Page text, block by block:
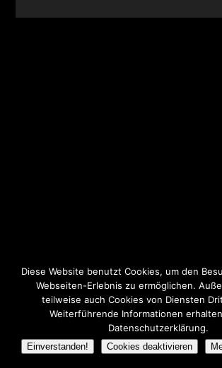
Diese Website benutzt Cookies, um den
Webseiten-Erlebnis zu ermöglichen.
teilweise auch Cookies von Diensten
Weiterführende Informationen
Datenschutzerklärung.
Einverstanden! Cookies deaktivieren